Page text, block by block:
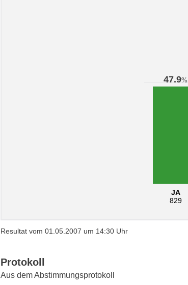
47.9%
JA
829
Resultat vom 01.05.2007 um 14:30 Uhr
Protokoll
Aus dem Abstimmungsprotokoll